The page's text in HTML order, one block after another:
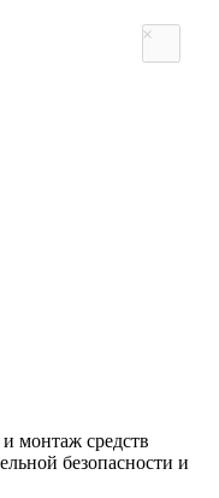
монтаж средств
безопасности и
×